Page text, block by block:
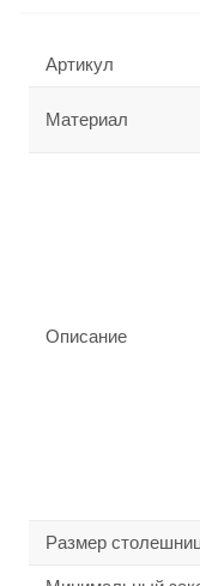
Артикул
Материал
Описание
Размер